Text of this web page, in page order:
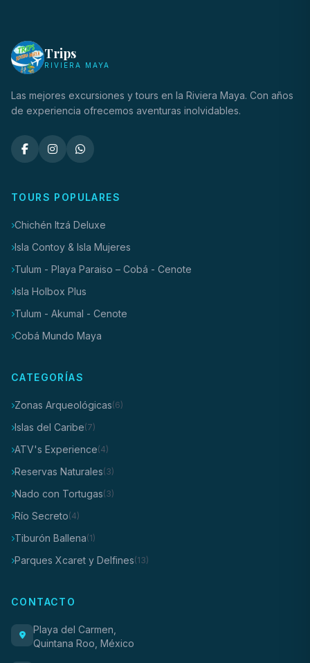
Trips
RIVIERA MAYA
Las mejores excursiones y tours en la Riviera Maya. Con años
de experiencia ofrecemos aventuras inolvidables.
TOURS POPULARES
Chichén Itzá Deluxe
Isla Contoy & Isla Mujeres
Tulum - Playa Paraiso – Cobá - Cenote
Isla Holbox Plus
Tulum - Akumal - Cenote
Cobá Mundo Maya
CATEGORÍAS
Zonas Arqueológicas(6)
Islas del Caribe(7)
ATV's Experience(4)
Reservas Naturales(3)
Nado con Tortugas(3)
Río Secreto(4)
Tiburón Ballena(1)
Parques Xcaret y Delfines(13)
CONTACTO
Playa del Carmen,
Quintana Roo, México